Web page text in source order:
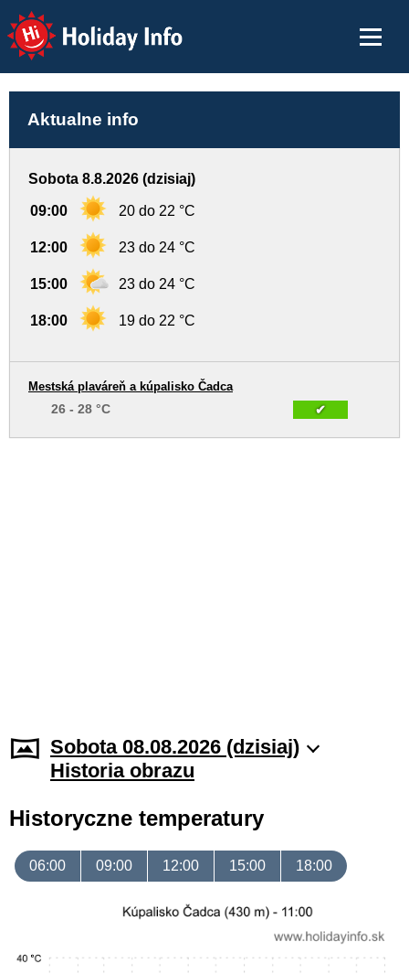
Holiday Info
Aktualne info
Sobota 8.8.2026 (dzisiaj)
09:00 20 do 22 °C
12:00 23 do 24 °C
15:00 23 do 24 °C
18:00 19 do 22 °C
✔
Mestská plaváreň a kúpalisko Čadca
26 - 28 °C
Sobota 08.08.2026 (dzisiaj)
Historia obrazu
Historyczne temperatury
06:00 09:00 12:00 15:00 18:00